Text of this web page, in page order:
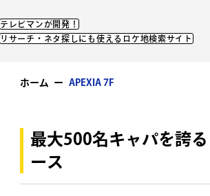
テレビマンが開発！
リサーチ・ネタ探しにも使えるロケ地検索サイト
ホーム ー APEXIA 7F
最大500名キャパを誇
ース